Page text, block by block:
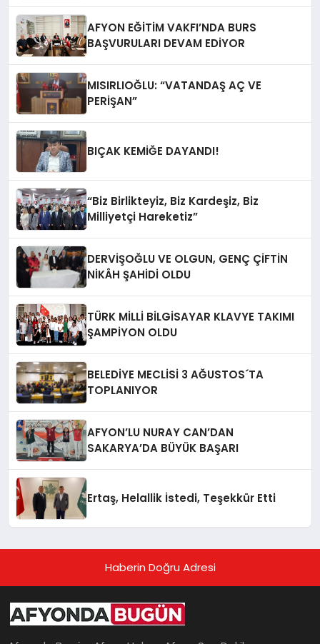
AFYON EĞİTİM VAKFI’NDA BURS
BAŞVURULARI DEVAM EDİYOR
MISIRLIOĞLU: “VATANDAŞ AÇ VE
PERİŞAN”
BIÇAK KEMİĞE DAYANDI!
“Biz Birlikteyiz, Biz Kardeşiz, Biz
Milliyetçi Hareketiz”
DERVİŞOĞLU VE OLGUN, GENÇ ÇİFTİN
NİKÂH ŞAHİDİ OLDU
TÜRK MİLLİ BİLGİSAYAR KLAVYE TAKIMI
ŞAMPİYON OLDU
BELEDİYE MECLİSİ 3 AĞUSTOS´TA
TOPLANIYOR
AFYON’LU NURAY CAN’DAN
SAKARYA’DA BÜYÜK BAŞARI
Ertaş, Helallik İstedi, Teşekkür Etti
Haberin Doğru Adresi